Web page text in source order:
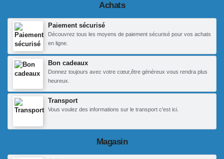
Achats
Paiement sécurisé
Découvrez tous les moyens de paiement sécurisé pour vos achats
en ligne.
Bon cadeaux
Donnez toujours avec votre cœur,être généreux vous rendra plus
heureux.
Transport
Vous voulez des informations sur le transport c'est ici.
Magasin